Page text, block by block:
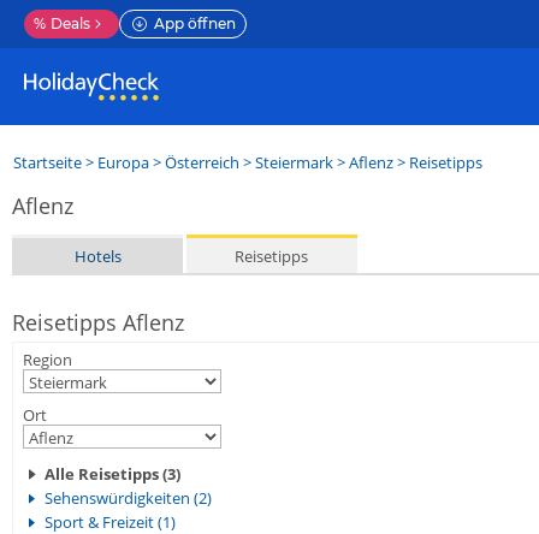
% Deals App öffnen
Startseite> Europa>Österreich >Steiermark>Aflenz> Reisetipps
Aflenz
Hotels Reisetipps
Reisetipps Aflenz
Region
Ort
Alle Reisetipps (3)
Sehenswürdigkeiten (2)
Sport & Freizeit (1)